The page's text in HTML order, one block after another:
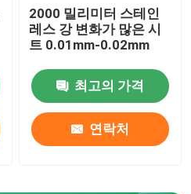
2000 밀리미터 스테인
레스 강 변화가 많은 시
트 0.01mm-0.02mm
최고의 가격
연락처